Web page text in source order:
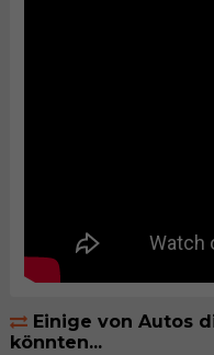
Einige von Autos
könnten...